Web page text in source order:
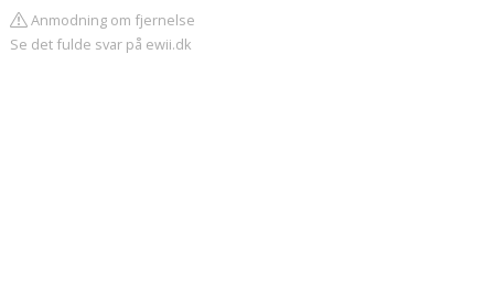
Anmodning om fjernelse
Se det fulde svar på ewii.dk